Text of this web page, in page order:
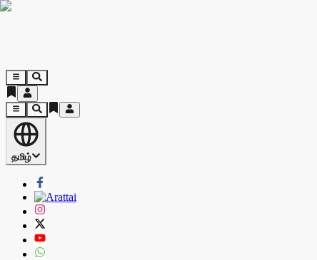
தமிழ்